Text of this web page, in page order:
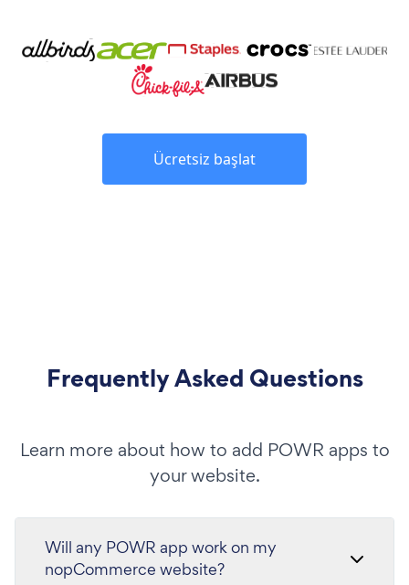
Ücretsiz başlat
Frequently Asked Questions
Learn more about how to add POWR apps to
your website.
Will any POWR app work on my
nopCommerce website?